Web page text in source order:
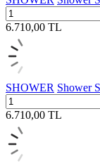
6.710,00 TL
SHOWER Shower
6.710,00 TL